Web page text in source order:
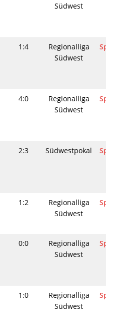
Südwest
1:4
Regionalliga
Südwest
4:0
Regionalliga
Südwest
2:3 Südwestpokal
1:2
Regionalliga
Südwest
0:0
Regionalliga
Südwest
1:0
Regionalliga
Südwest